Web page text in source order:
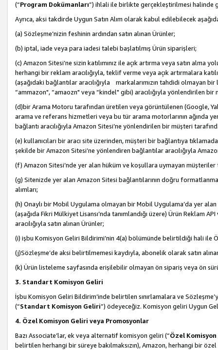
(“Program Dokümanları”) ihlali ile birlikte gerçekleştirilmesi halinde
Ayrıca, aksi takdirde Uygun Satın Alım olarak kabul edilebilecek
(a) Sözleşme’nizin feshinin ardından satın alınan Ürünler;
(b) iptal, iade veya para iadesi talebi başlatılmış Ürün siparişleri;
(c) Amazon Sitesi’ne sizin katılımınız ile açık artırma veya satın alma
herhangi bir reklam aracılığıyla, teklif verme veya açık artırmalara
(aşağıdaki bağlantılar aracılığıyla markalarımızın tahdidi olmayan
“ammazon", “amaozn" veya “kindel" gibi) aracılığıyla yönlendirilen
(d)bir Arama Motoru tarafından üretilen veya görüntülenen (Google,
arama ve referans hizmetleri veya bu tür arama motorlarının ağında
bağlantı aracılığıyla Amazon Sitesi’ne yönlendirilen bir müşteri
(e) kullanıcıları bir aracı site üzerinden, müşteri bir bağlantıya
şekilde bir Amazon Sitesi’ne yönlendiren bağlantılar aracılığıyla
(f) Amazon Sitesi’nde yer alan hüküm ve koşullara uymayan müşteriler
(g) Sitenizde yer alan Amazon Sitesi bağlantılarının doğru
alımları;
(h) Onaylı bir Mobil Uygulama olmayan bir Mobil Uygulama’da yer
(aşağıda Fikri Mülkiyet Lisansı’nda tanımlandığı üzere) Ürün Reklam
aracılığıyla satın alınan Ürünler;
(i) işbu Komisyon Geliri Bildirimi’nin 4(a) bölümünde belirtildiği hali ile
(j)Sözleşme’de aksi belirtilmemesi kaydıyla, abonelik olarak satın
(k) Ürün listeleme sayfasında erişilebilir olmayan ön sipariş veya ön
3. Standart Komisyon Geliri
İşbu Komisyon Geliri Bildirim’inde belirtilen sınırlamalara ve
(“Standart Komisyon Geliri”) ödeyeceğiz. Komisyon geliri Uygun
4. Özel Komisyon Geliri veya Promosyonlar
Bazı Associate’lar, ek veya alternatif komisyon geliri (“Özel
belirtilen herhangi bir süreye bakılmaksızın), Amazon, herhangi bir